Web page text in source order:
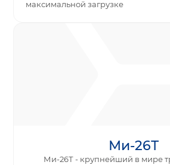
максимальной загрузке
Ми-26Т
Ми-26Т - крупнейший в мире